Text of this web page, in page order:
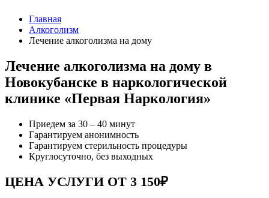
Главная
Алкоголизм
Лечение алкоголизма на дому
Лечение алкоголизма на дому в
Новокубанске в наркологической
клинике «Первая Наркология»
Приедем за 30 – 40 минут
Гарантируем анонимность
Гарантируем стерильность процедуры
Круглосуточно, без выходных
ЦЕНА УСЛУГИ ОТ 3 150₽